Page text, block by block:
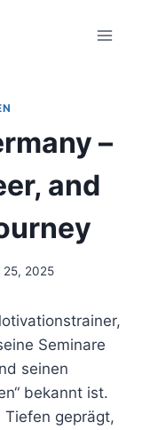
–
and
25, 2025
Seminare
seinen
bekannt ist.
Tiefen geprägt,